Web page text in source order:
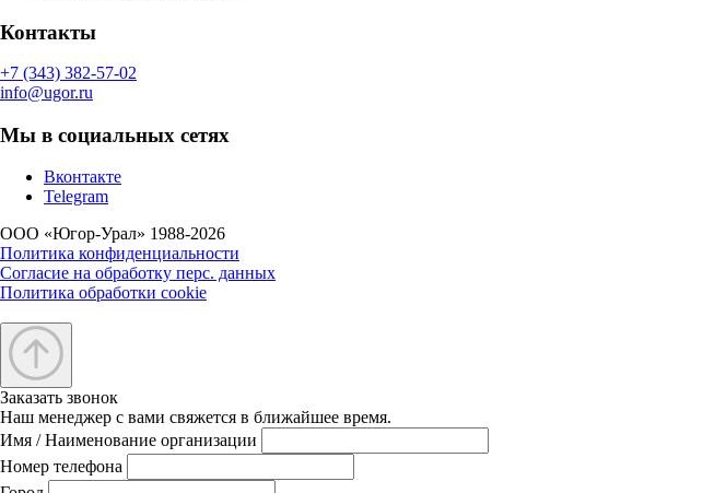
Контакты
+7 (343) 382-57-02
info@ugor.ru
Мы в социальных сетях
Вконтакте
Telegram
ООО «Югор-Урал» 1988-2026
Политика конфиденциальности
Согласие на обработку перс. данных
Политика обработки cookie
Заказать звонок
Наш менеджер с вами свяжется в ближайшее время.
Имя / Наименование организации
Номер телефона